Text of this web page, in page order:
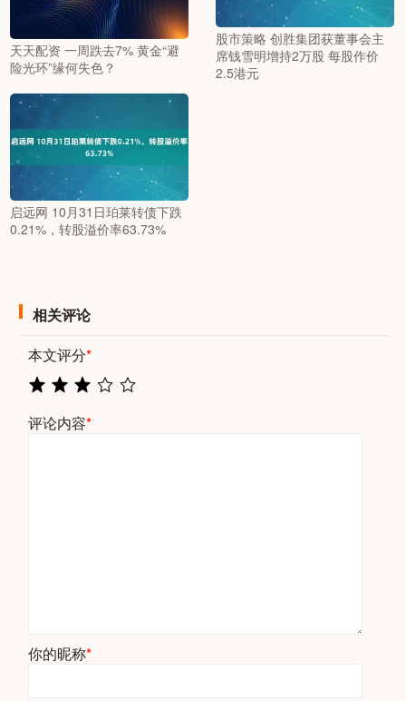
天天配资 一周跌去7% 黄金“避
险光环”缘何失色？
股市策略 创胜集团获董事会主
席钱雪明增持2万股 每股作价
2.5港元
启远网 10月31日珀莱转债下跌
0.21%，转股溢价率63.73%
相关评论
本文评分*
评论内容*
你的昵称*